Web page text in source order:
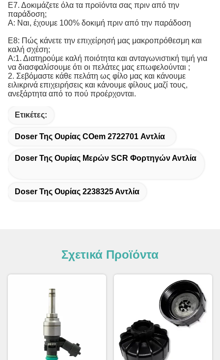
Ε7. Δοκιμάζετε όλα τα προϊόντα σας πριν από την
παράδοση;
Α: Ναι, έχουμε 100% δοκιμή πριν από την παράδοση
Ε8: Πώς κάνετε την επιχείρησή μας μακροπρόθεσμη και
καλή σχέση;
Α:1. Διατηρούμε καλή ποιότητα και ανταγωνιστική τιμή για
να διασφαλίσουμε ότι οι πελάτες μας επωφελούνται ;
2. Σεβόμαστε κάθε πελάτη ως φίλο μας και κάνουμε
ειλικρινά επιχειρήσεις και κάνουμε φίλους μαζί τους,
ανεξάρτητα από το πού προέρχονται.
Ετικέτες:
Doser Της Ουρίας COem 2722701 Αντλία
Doser Της Ουρίας Μερών SCR Φορτηγών Αντλία
Doser Της Ουρίας 2238325 Αντλία
Σχετικά Προϊόντα